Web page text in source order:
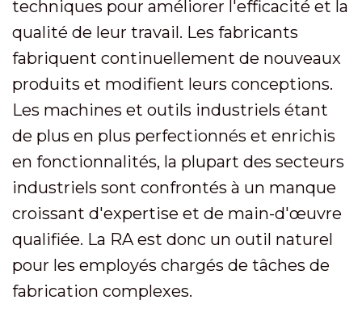
techniques pour améliorer l'efficacité et la
qualité de leur travail. Les fabricants
fabriquent continuellement de nouveaux
produits et modifient leurs conceptions.
Les machines et outils industriels étant
de plus en plus perfectionnés et enrichis
en fonctionnalités, la plupart des secteurs
industriels sont confrontés à un manque
croissant d'expertise et de main-d'œuvre
qualifiée. La RA est donc un outil naturel
pour les employés chargés de tâches de
fabrication complexes.